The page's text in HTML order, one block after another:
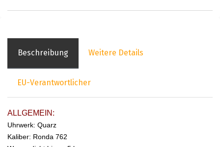
Beschreibung Weitere Details
EU-Verantwortlicher
ALLGEMEIN:
Uhrwerk: Quarz
Kaliber: Ronda 762